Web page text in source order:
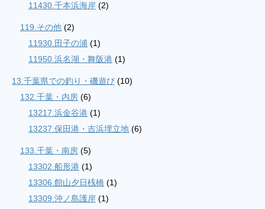
11430.千本浜海岸 (2)
119.その他 (2)
11930.田子の浦 (1)
11950.浜名湖・舞阪港 (1)
13.千葉県での釣り・磯遊び (10)
132.千葉・内房 (6)
13217.浜金谷港 (1)
13237.保田港・吉浜埋立地 (6)
133.千葉・南房 (5)
13302.船形港 (1)
13306.館山夕日桟橋 (1)
13309.沖ノ島護岸 (1)